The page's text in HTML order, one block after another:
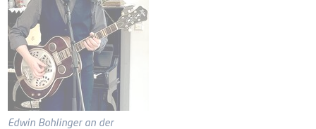
Edwin Bohlinger an der